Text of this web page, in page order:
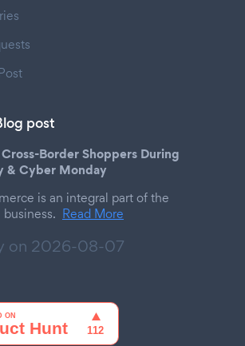
post
Border Shoppers During
& Cyber Monday
is an integral part of the
Read More
on 2026-08-07